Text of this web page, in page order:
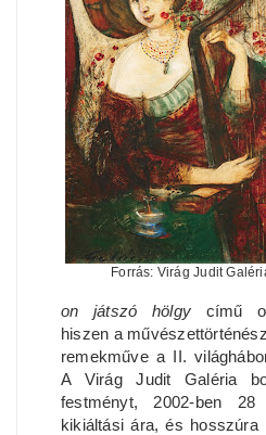
Forrás: Virág Judit
on játszó hölgy című
hiszen a
remekműve a II.
A Virág Judit Galéria
festményt, 2002-ben
kikiáltási ára, és hosszúra